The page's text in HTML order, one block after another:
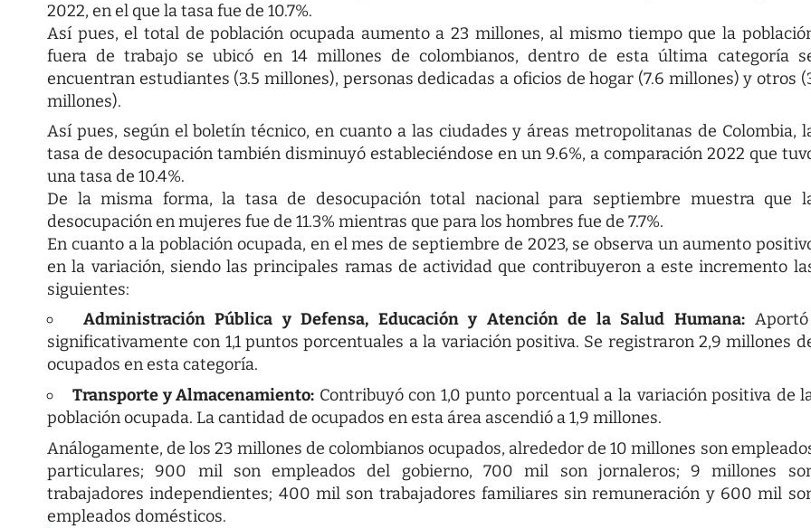
2022, en el que la tasa fue de 10.7%.
Así pues, el total de población ocupada aumento a 23 millones, al mismo tiempo que la
fuera de trabajo se ubicó en 14 millones de colombianos, dentro de esta última categoría
encuentran estudiantes (3.5 millones), personas dedicadas a oficios de hogar (7.6 millones) y otros
millones).
Así pues, según el boletín técnico, en cuanto a las ciudades y áreas metropolitanas de Colombia,
tasa de desocupación también disminuyó estableciéndose en un 9.6%, a comparación 2022 que
una tasa de 10.4%.
De la misma forma, la tasa de desocupación total nacional para septiembre muestra que
desocupación en mujeres fue de 11.3% mientras que para los hombres fue de 7.7%.
En cuanto a la población ocupada, en el mes de septiembre de 2023, se observa un aumento
en la variación, siendo las principales ramas de actividad que contribuyeron a este incremento
siguientes:
Administración Pública y Defensa, Educación y Atención de la Salud Humana:Aportó
significativamente con 1,1 puntos porcentuales a la variación positiva. Se registraron 2,9 millones
ocupados en esta categoría.
Transporte y Almacenamiento: Contribuyó con 1,0 punto porcentual a la variación positiva de
población ocupada. La cantidad de ocupados en esta área ascendió a 1,9 millones.
Análogamente, de los 23 millones de colombianos ocupados, alrededor de 10 millones son
particulares; 900 mil son empleados del gobierno, 700 mil son jornaleros; 9 millones
trabajadores independientes; 400 mil son trabajadores familiares sin remuneración y 600 mil
empleados domésticos.